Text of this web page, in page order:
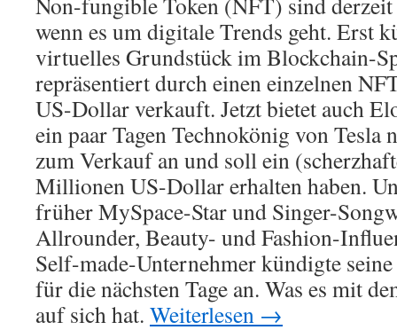
wenn es um digitale Trends geht. Erst
virtuelles Grundstück im Blockchain-
repräsentiert durch einen einzelnen
US-Dollar verkauft. Jetzt bietet auch
ein paar Tagen Technokönig von Tesla
zum Verkauf an und soll ein
Millionen US-Dollar erhalten haben.
früher MySpace-Star und Singer-
Allrounder, Beauty- und Fashion-
Self-made-Unternehmer kündigte
für die nächsten Tage an. Was es mit
auf sich hat. Weiterlesen →